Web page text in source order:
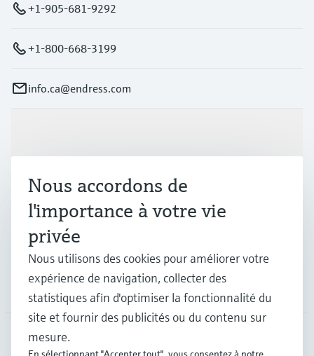
+1-905-681-9292
+1-800-668-3199
info.ca@endress.com
Industries
Support
Société
Nous accordons de
l'importance à votre vie
privée
Nous utilisons des cookies pour améliorer votre
expérience de navigation, collecter des
statistiques afin d'optimiser la fonctionnalité du
site et fournir des publicités ou du contenu sur
mesure.